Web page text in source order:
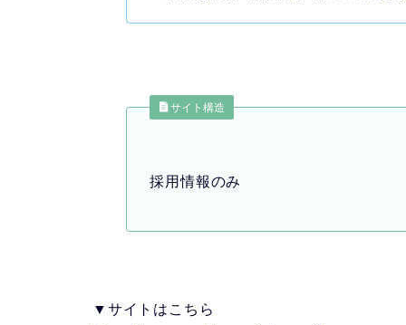
サイト構造
採用情報のみ
▼サイトはこちら